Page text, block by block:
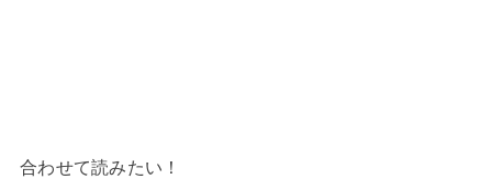
合わせて読みたい！